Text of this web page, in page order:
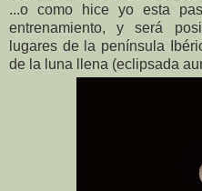
...o como hice yo esta
entrenamiento, y será
lugares de la península
de la luna llena (eclipsada